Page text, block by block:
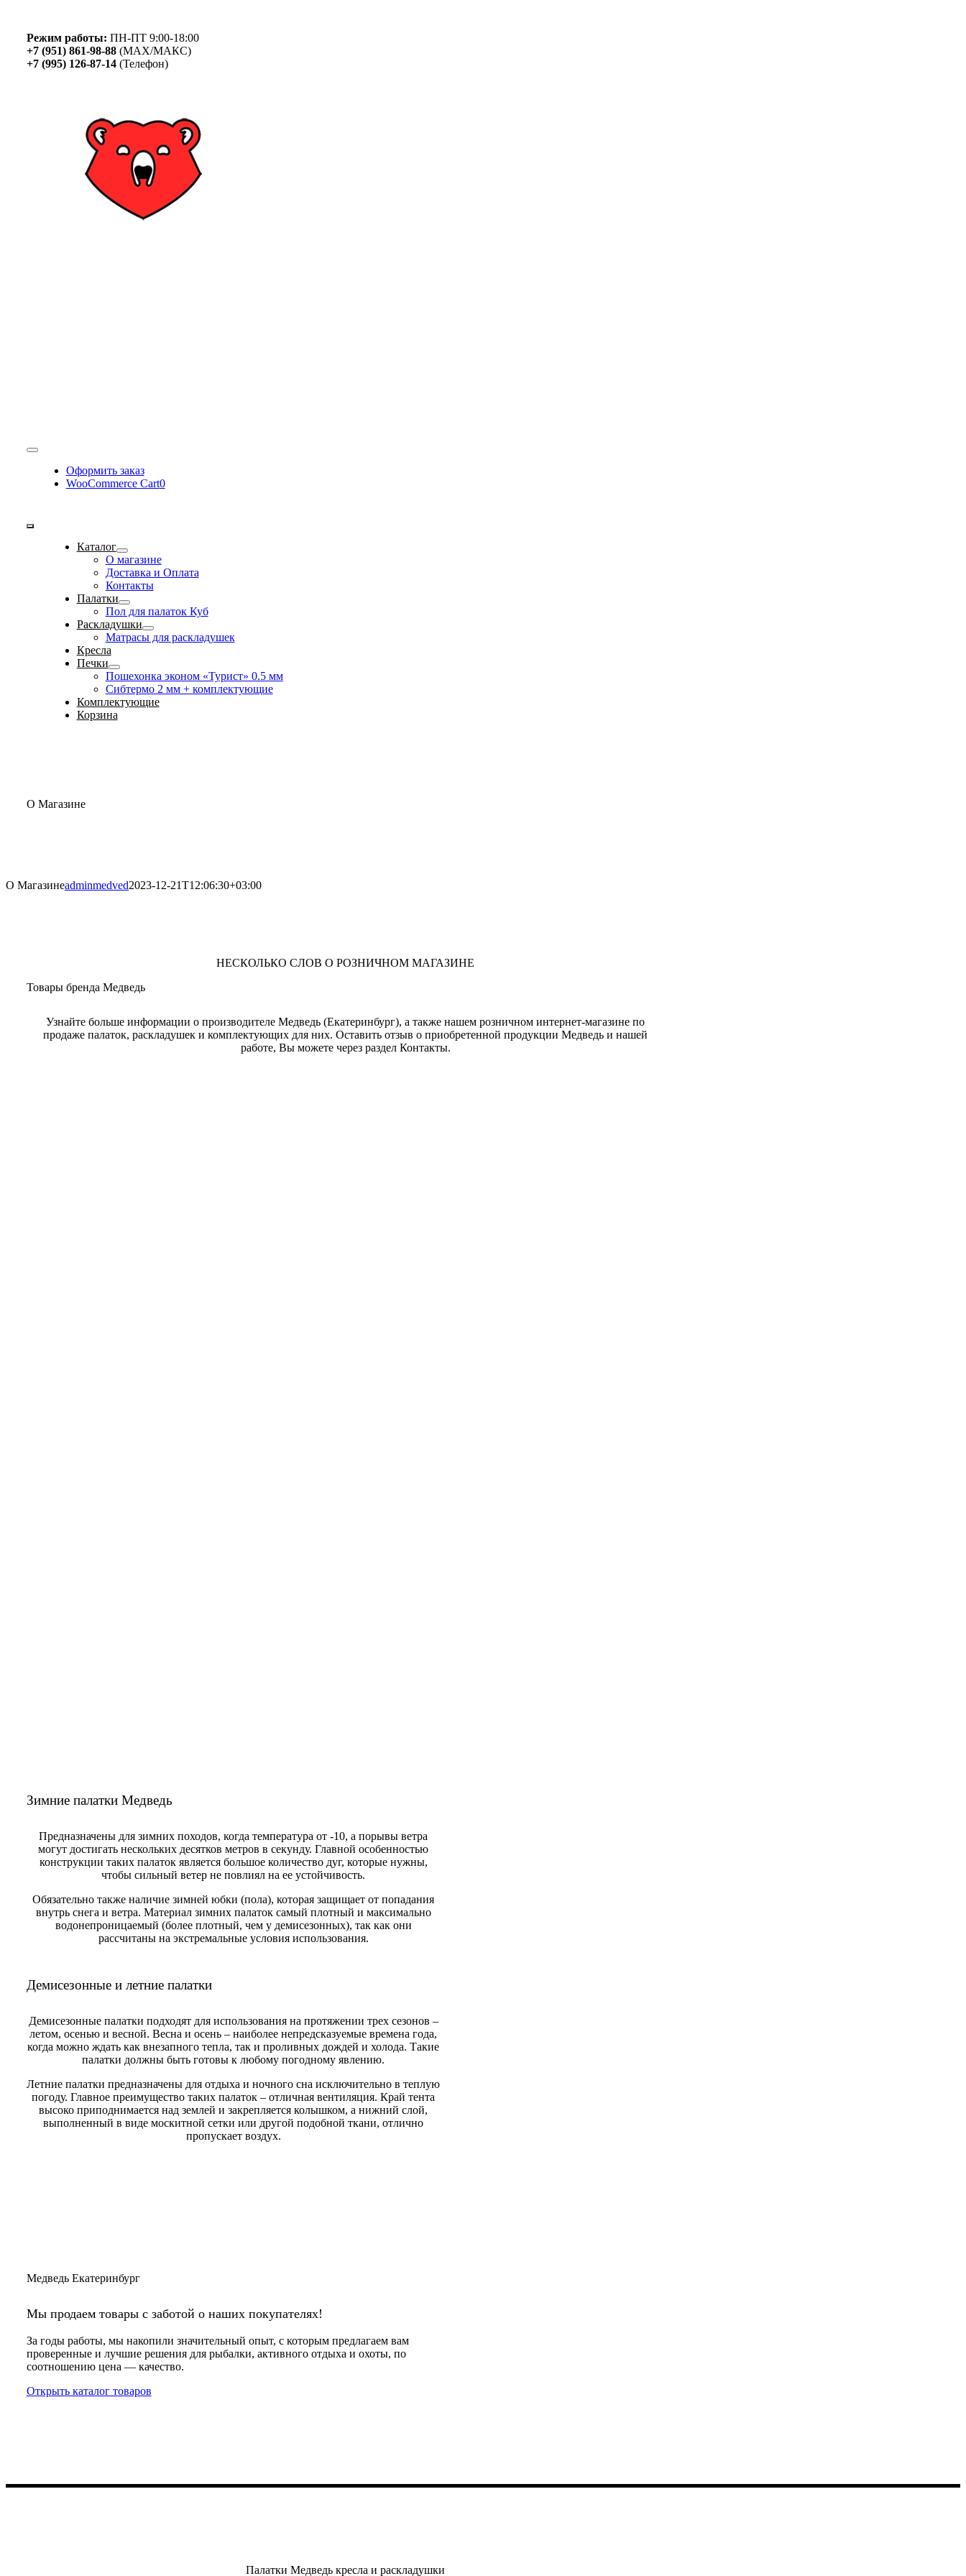
contentРежим работы: ПН-ПТ 9:00-18:00
+7 (951) 861-98-88(MAX/МАКС)
+7 (995) 126-87-14(Телефон)
Toggle
NavigationОформить заказ
WooCommerce Cart0
Toggle
Navigation
Каталог
О магазине
Доставка и Оплата
Контакты
Палатки
Пол для палаток Куб
Раскладушки
Матрасы для раскладушек
Кресла
Печки
Пошехонка эконом «Турист» 0.5 мм
Сибтермо 2 мм + комплектующие
Комплектующие
Корзина
О Магазине
О Магазинеadminmedved2023-12-21T12:06:30+03:00
НЕСКОЛЬКО СЛОВ О РОЗНИЧНОМ МАГАЗИНЕ
Товары бренда Медведь
Узнайте больше информации о производителе Медведь (Екатеринбург), а также нашем розничном интернет-магазине по
продаже палаток, раскладушек и комплектующих для них. Оставить отзыв о приобретенной продукции Медведь и нашей
работе, Вы можете через раздел Контакты.
Зимние палатки Медведь
Предназначены для зимних походов, когда температура от -10, а порывы ветра
могут достигать нескольких десятков метров в секунду. Главной особенностью
конструкции таких палаток является большое количество дуг, которые нужны,
чтобы сильный ветер не повлиял на ее устойчивость.
Обязательно также наличие зимней юбки (пола), которая защищает от попадания
внутрь снега и ветра. Материал зимних палаток самый плотный и максимально
водонепроницаемый (более плотный, чем у демисезонных), так как они
рассчитаны на экстремальные условия использования.
Демисезонные и летние палатки
Демисезонные палатки подходят для использования на протяжении трех сезонов –
летом, осенью и весной. Весна и осень – наиболее непредсказуемые времена года,
когда можно ждать как внезапного тепла, так и проливных дождей и холода. Такие
палатки должны быть готовы к любому погодному явлению.
Летние палатки предназначены для отдыха и ночного сна исключительно в теплую
погоду. Главное преимущество таких палаток – отличная вентиляция. Край тента
высоко приподнимается над землей и закрепляется колышком, а нижний слой,
выполненный в виде москитной сетки или другой подобной ткани, отлично
пропускает воздух.
Медведь Екатеринбург
Мы продаем товары с заботой о наших покупателях!
За годы работы, мы накопили значительный опыт, с которым предлагаем вам
проверенные и лучшие решения для рыбалки, активного отдыха и охоты, по
соотношению цена — качество.
Открыть каталог товаров
Палатки Медведь кресла и раскладушки